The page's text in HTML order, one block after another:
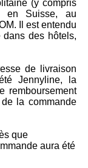
(y compris
en Suisse, au
Il est entendu
dans des hôtels,
de livraison
Jennyline, la
remboursement
la commande
que
aura été